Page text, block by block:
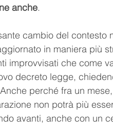
anche.
cambio del contesto
in maniera più
improvvisati che come
decreto legge,
perché fra un
non potrà più
avanti, anche con un